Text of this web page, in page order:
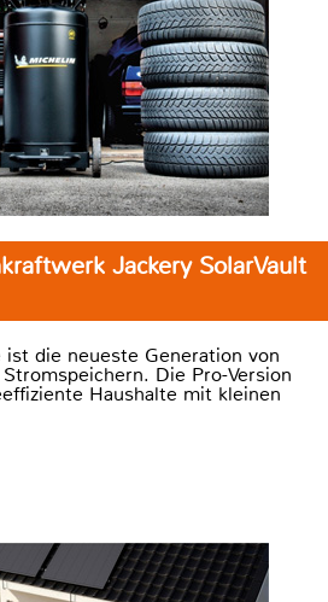
Jackery SolarVault
ist die neueste Generation von
Die Pro-Version
Haushalte mit kleinen